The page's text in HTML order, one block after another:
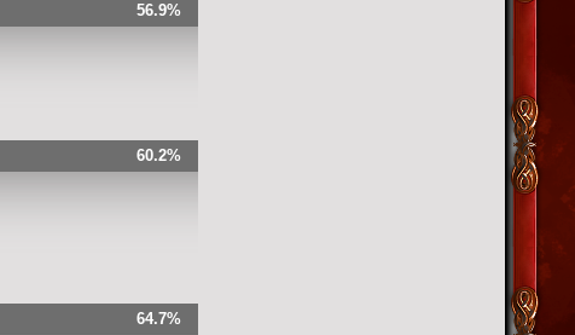
56.9%
60.2%
64.7%